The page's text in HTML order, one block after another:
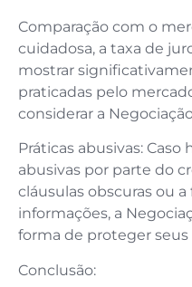
Comparação com o
cuidadosa, a taxa de
mostrar
praticadas pelo
considerar a
Práticas abusivas:
abusivas por parte do
cláusulas obscuras ou
informações, a
forma de proteger
Conclusão: